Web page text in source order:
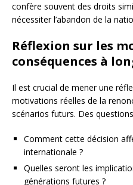
confère souvent des droits
nécessiter l’abandon de la
Réflexion sur les
conséquences à
Il est crucial de mener une
motivations réelles de la
scénarios futurs. Des
Comment cette décision
internationale ?
Quelles seront les
générations futures ?